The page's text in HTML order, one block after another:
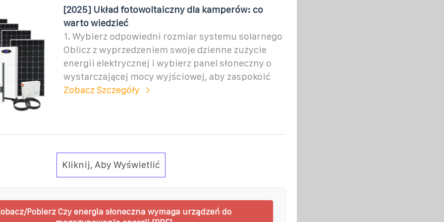
[2025] Układ fotowoltaiczny dla kamperów: co
warto wiedzieć
1. Wybierz odpowiedni rozmiar systemu solarnego
Oblicz z wyprzedzeniem swoje dzienne zużycie
energii elektrycznej i wybierz panel słoneczny o
wystarczającej mocy wyjściowej, aby zaspokoić
Zobacz Szczegóły
Kliknij, Aby Wyświetlić
Pobierz Czy energia słoneczna wymaga urządzeń do